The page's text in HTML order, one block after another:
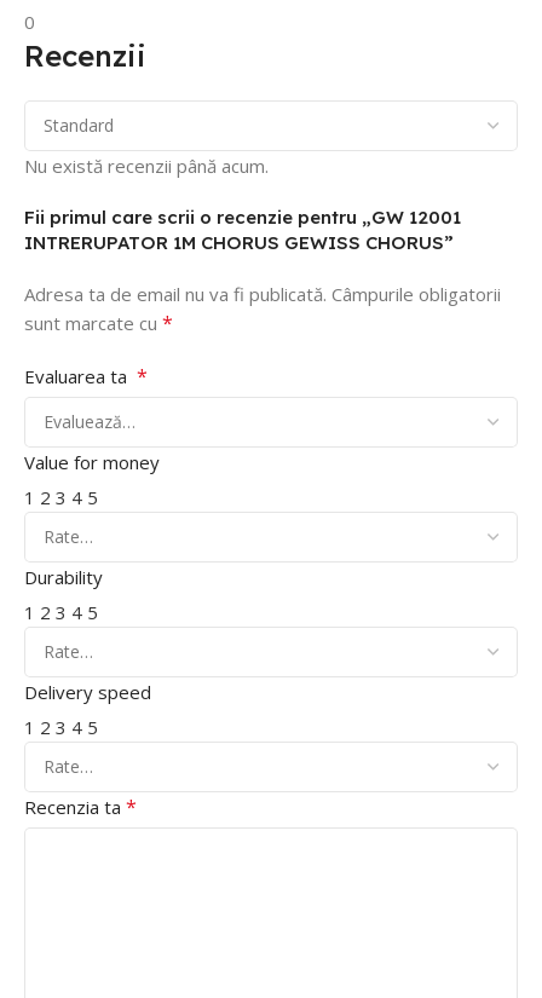
0
Recenzii
Nu există recenzii până acum.
Fii primul care scrii o recenzie pentru „GW 12001
INTRERUPATOR 1M CHORUS GEWISS CHORUS”
Adresa ta de email nu va fi publicată. Câmpurile obligatorii
sunt marcate cu *
Evaluarea ta *
Value for money
1 2 3 4 5
Durability
1 2 3 4 5
Delivery speed
1 2 3 4 5
Recenzia ta *